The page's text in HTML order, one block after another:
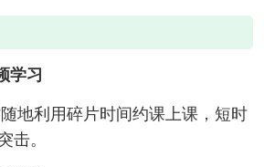
学习
地利用碎片时间约课上课，短时
击。